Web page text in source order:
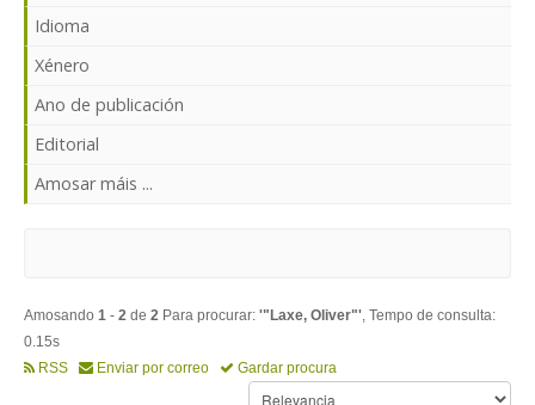
Idioma
Xénero
Ano de publicación
Editorial
Amosar máis ...
Amosando 1 - 2 de 2 Para procurar: '"Laxe, Oliver"', Tempo de consulta:
0.15s
RSS
Enviar por correo Gardar procura